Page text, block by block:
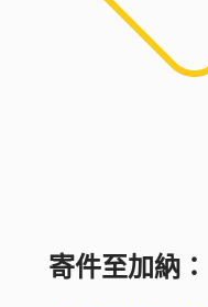
寄件至加納 ：